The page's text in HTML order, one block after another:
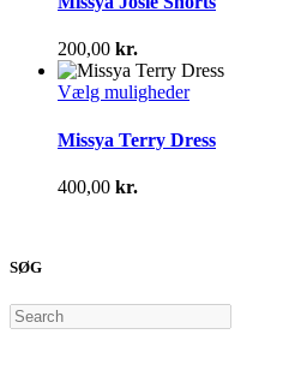
varesiden
Mulighederne
kan
vælges
varesiden
200,00 kr.
Vælg mulighederDette
har
flere
Missya Terry Dress
400,00 kr.
SØG
Search